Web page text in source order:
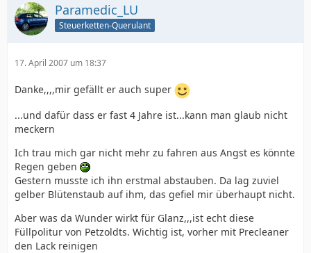
Paramedic_LU
Steuerketten-Querulant
17. April 2007 um 18:37
Danke,,,,mir gefällt er auch super
...und dafür dass er fast 4 Jahre ist...kann man glaub nicht
meckern
Ich trau mich gar nicht mehr zu fahren aus Angst es könnte
Regen geben
Gestern musste ich ihn erstmal abstauben. Da lag zuviel
gelber Blütenstaub auf ihm, das gefiel mir überhaupt nicht.
Aber was da Wunder wirkt für Glanz,,,ist echt diese
Füllpolitur von Petzoldts. Wichtig ist, vorher mit Precleaner
den Lack reinigen